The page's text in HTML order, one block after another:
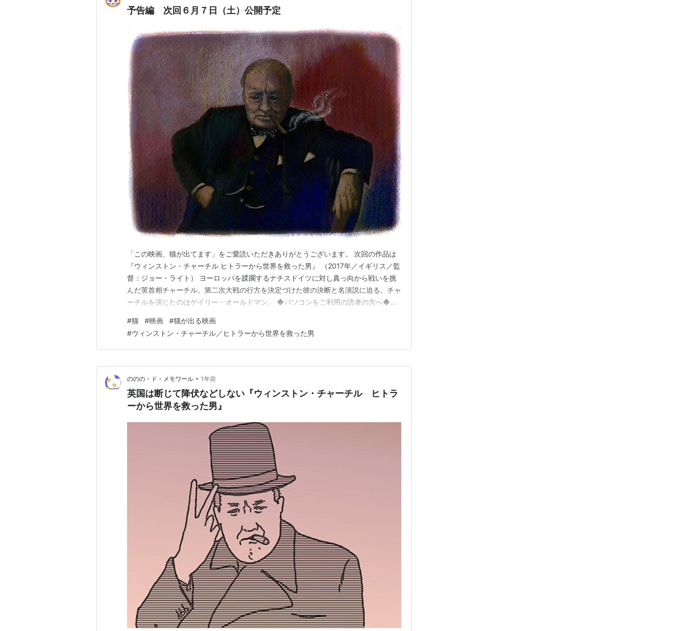
アカデミー賞
受賞：メイクアップ＆ヘアスタイリング賞、主演男優賞（ゲイリー・オールドマン）
候補：作品賞、撮影賞、プロダクション・デザイン賞、衣装デザイン賞
Rated PG-13 for some thematic material.
予告編 次回６月７日（土）公開予定
「この映画、猫が出てます」をご愛読いただきありがとうございます。 次回の作品は
『ウィンストン・チャーチル ヒトラーから世界を救った男』 （2017年／イギリス／監
督：ジョー・ライト） ヨーロッパを蹂躙するナチスドイツに対し真っ向から戦いを挑
んだ英首相チャーチル。第二次大戦の行方を決定づけた彼の決断と名演説に迫る。チャ
ーチルを演じたのはゲイリー・オールドマン。 ◆パソコンをご利用の読者の方へ◆過
アーカイブ」または検索窓をご利用ください。
#猫 #映画 #猫が出る映画
#ウィンストン・チャーチル／ヒトラーから世界を救った男
ののの・ド・メモワール • 1年前
英国は断じて降伏などしない『ウィンストン・チャーチル ヒトラ
ーから世界を救った男』